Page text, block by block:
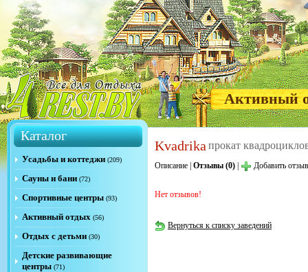
Активный
Каталог
Усадьбы и коттеджи (209)
Сауны и бани (72)
Спортивные центры (93)
Активный отдых (56)
Отдых с детьми (30)
Детские развивающие
центры (71)
Kvadrika прокат
Описание Отзывы (0) Добавить отзыв
Нет отзывов!
Вернуться к списку заведений